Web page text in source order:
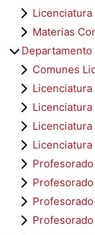
Materias
Comunes